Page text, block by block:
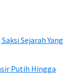
Sejarah Yang
Putih Hingga